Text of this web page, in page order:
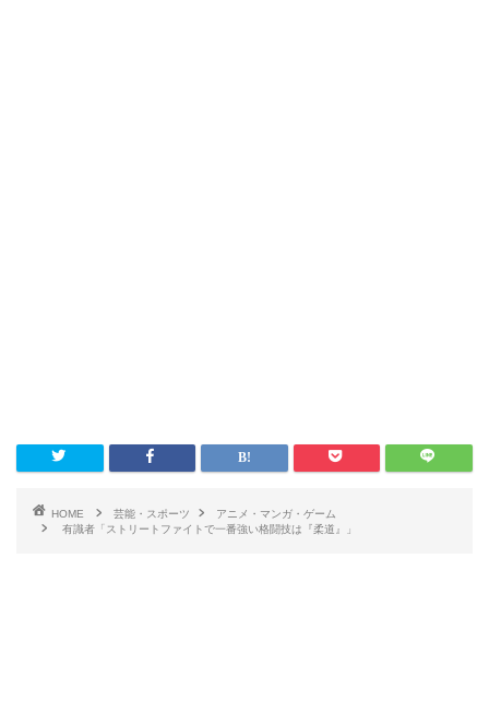
HOME 芸能・スポーツ
アニメ・マンガ・ゲーム
有識者「ストリートファイトで一番強い格闘技は『柔道』」